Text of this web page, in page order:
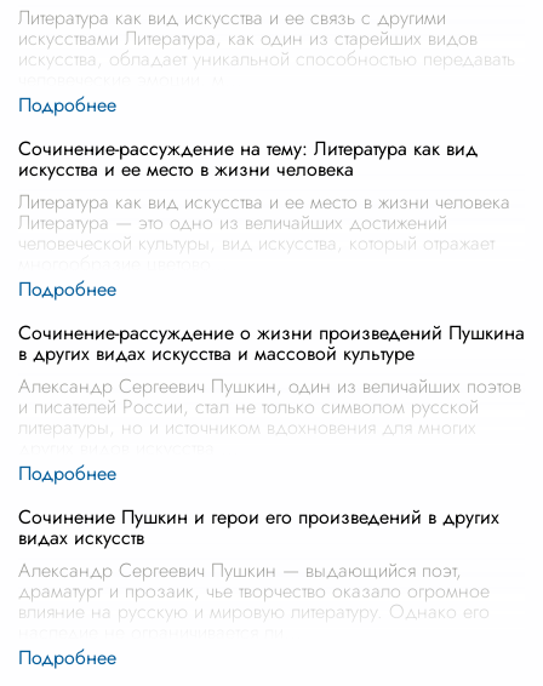
Литература как вид искусства и ее связь с другими
искусствами Литература, как один из старейших видов
искусства, обладает уникальной способностью передавать
Сочинение-рассуждение на тему: Литература как вид
искусства и ее место в жизни человека
Литература как вид искусства и ее место в жизни человека
Литература — это одно из величайших достижений
человеческой культуры, вид искусства, который отражает
Сочинение-рассуждение о жизни произведений Пушкина
в других видах искусства и массовой культуре
Александр Сергеевич Пушкин, один из величайших поэтов
и писателей России, стал не только символом русской
литературы, но и источником вдохновения для многих
Сочинение Пушкин и герои его произведений в других
видах искусств
Александр Сергеевич Пушкин — выдающийся поэт,
драматург и прозаик, чье творчество оказало огромное
влияние на русскую и мировую литературу. Однако его